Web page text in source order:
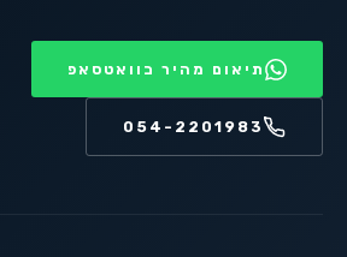
תיאום מהיר בוואטסאפ
054-2201983